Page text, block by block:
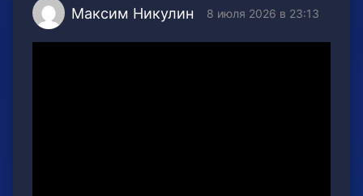
Максим Никулин 8 июля 2026 в 23:13